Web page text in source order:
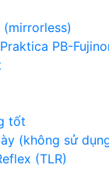
PB-
tốt
(không sử
(TLR)